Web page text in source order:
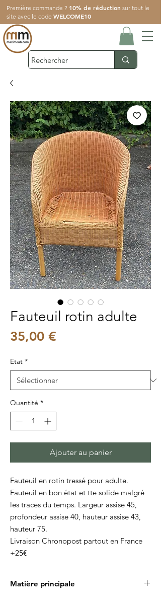
Première commande ? 10% de réduction sur tout le
site avec le code WELCOME10
Fauteuil rotin adulte
35,00 €
Etat *
Quantité *
Ajouter au panier
Fauteuil en rotin tressé pour adulte.
Fauteuil en bon état et tte solide malgré
les traces du temps. Largeur assise 45,
profondeur assise 40, hauteur assise 43,
hauteur 75.
Livraison Chronopost partout en France
+25€
Matière principale